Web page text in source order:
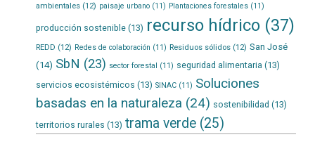
ambientales(12) paisaje urbano(11) Plantaciones forestales(11)
producción sostenible(13) recurso hídrico(37)
REDD (12) Redes de colaboración (11) Residuos sólidos(12) San José
(14) SbN (23) sector forestal (11) seguridad alimentaria (13)
servicios ecosistémicos (13) SINAC(11) Soluciones
basadas en la naturaleza (24) sostenibilidad (13)
territorios rurales (13) trama verde(25)